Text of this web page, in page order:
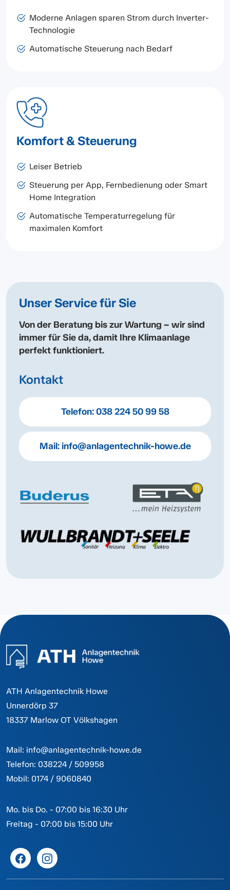
Moderne Anlagen sparen Strom durch Inverter-
Technologie
Automatische Steuerung nach Bedarf
Komfort & Steuerung
Leiser Betrieb
Steuerung per App, Fernbedienung oder Smart
Home Integration
Automatische Temperaturregelung für
maximalen Komfort
Unser Service für Sie
Von der Beratung bis zur Wartung – wir sind
immer für Sie da, damit Ihre Klimaanlage
perfekt funktioniert.
Kontakt
Telefon:038 224 50 99 58
Mail:info@anlagentechnik-howe.de
ATH Anlagentechnik Howe
Unnerdörp 37
18337 Marlow OT Völkshagen
Mail: info@anlagentechnik-howe.de
Telefon: 038224 / 509958
Mobil: 0174 / 9060840
Mo. bis Do. - 07:00 bis 16:30 Uhr
Freitag - 07:00 bis 15:00 Uhr